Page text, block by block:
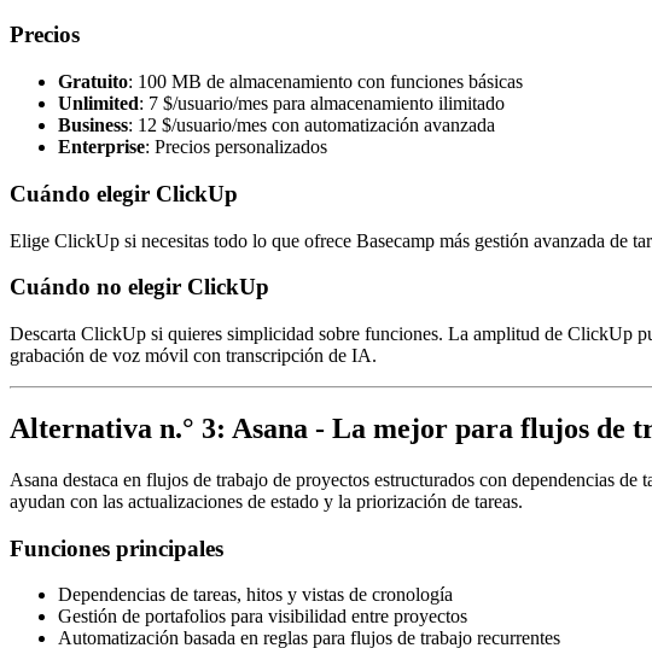
Precios
Gratuito: 100 MB de almacenamiento con funciones básicas
Unlimited: 7 $/usuario/mes para almacenamiento ilimitado
Business: 12 $/usuario/mes con automatización avanzada
Enterprise: Precios personalizados
Cuándo elegir ClickUp
Elige ClickUp si necesitas todo lo que ofrece Basecamp más gestión avanzada de
Cuándo no elegir ClickUp
Descarta ClickUp si quieres simplicidad sobre funciones. La amplitud de ClickUp
grabación de voz móvil con transcripción de IA.
Alternativa n.° 3: Asana - La mejor para flujos de
Asana destaca en flujos de trabajo de proyectos estructurados con dependencias
ayudan con las actualizaciones de estado y la priorización de tareas.
Funciones principales
Dependencias de tareas, hitos y vistas de cronología
Gestión de portafolios para visibilidad entre proyectos
Automatización basada en reglas para flujos de trabajo recurrentes